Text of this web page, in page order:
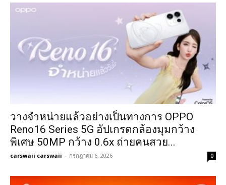
วางจำหน่ายแล้วอย่างเป็นทางการ OPPO
Reno16 Series 5G อัปเกรดกล้องมุมกว้าง
พิเศษ 50MP กว้าง 0.6x ถ่ายคนสวย...
carswaii carswaii - กรกฎาคม 6, 2026 0